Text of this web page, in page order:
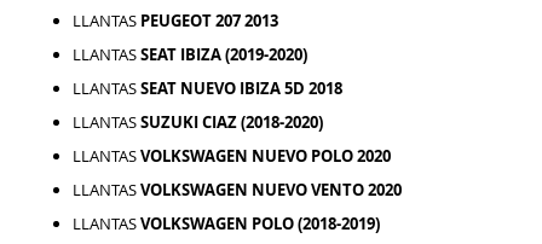
LLANTAS PEUGEOT 207 2013
LLANTASSEAT IBIZA (2019-2020)
LLANTASSEAT NUEVO IBIZA 5D 2018
LLANTASSUZUKI CIAZ (2018-2020)
LLANTASVOLKSWAGEN NUEVO POLO 2020
LLANTASVOLKSWAGEN NUEVO VENTO 2020
LLANTASVOLKSWAGEN POLO (2018-2019)